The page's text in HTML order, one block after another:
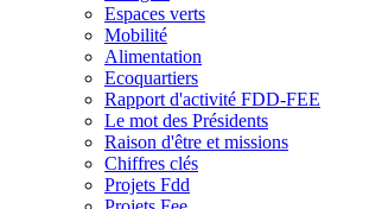
Espaces verts
Mobilité
Alimentation
Ecoquartiers
Rapport d'activité FDD-FEE
Le mot des Présidents
Raison d'être et missions
Chiffres clés
Projets Fdd